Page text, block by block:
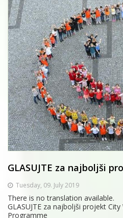
GLASUJTE za najboljši
Tuesday, 09. July 2019
There is no translation available.
GLASUJTE za najboljši projekt
Programme